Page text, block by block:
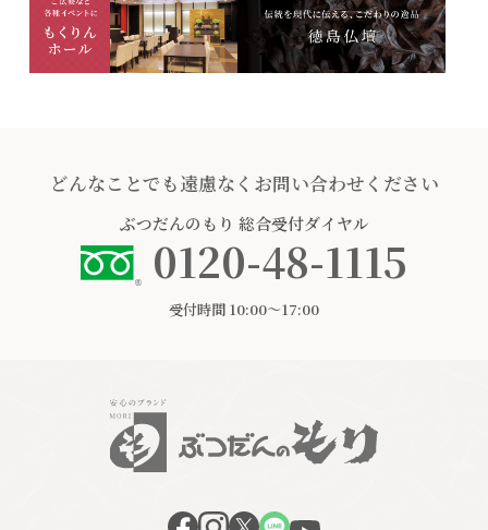
どんなことでも遠慮なくお問い合わせください
ぶつだんのもり 総合受付ダイヤル
0120-48-1115
受付時間 10:00〜17:00